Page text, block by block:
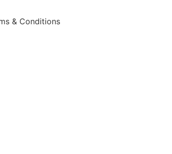
& Conditions